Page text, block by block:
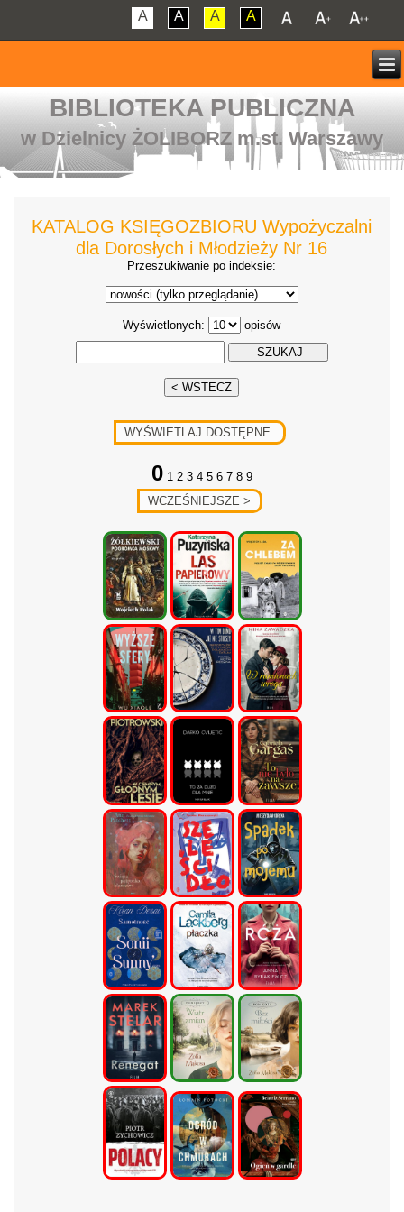
A A A A
BIBLIOTEKA PUBLICZNA
w Dzielnicy ŻOLIBORZ m.st. Warszawy
KATALOG KSIĘGOZBIORU Wypożyczalni
dla Dorosłych i Młodzieży Nr 16
Przeszukiwanie po indeksie:
Wyświetlonych: opisów
0 1 2 3 4 5 6 7 8 9